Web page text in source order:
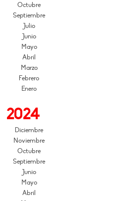
Octubre
Septiembre
Julio
Junio
Mayo
Abril
Marzo
Febrero
Enero
2024
Diciembre
Noviembre
Octubre
Septiembre
Junio
Mayo
Abril